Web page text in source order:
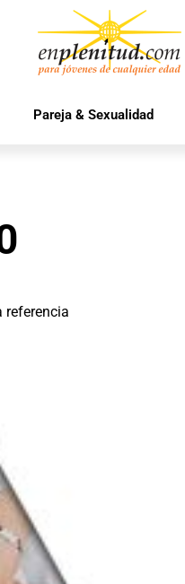
Pareja & Sexualidad
referencia